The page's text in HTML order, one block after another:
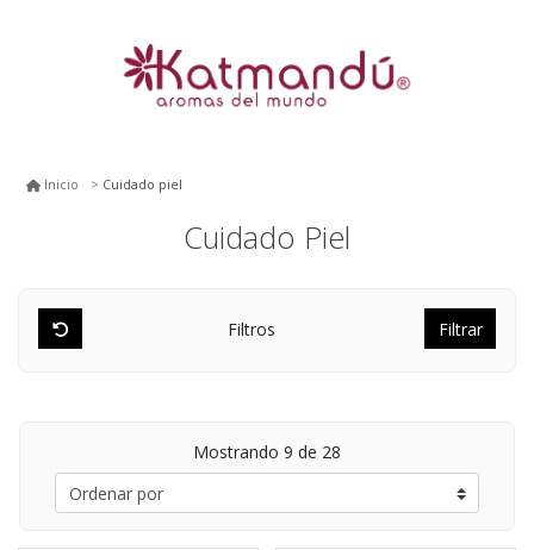
Inicio Cuidado piel
Cuidado Piel
Filtros Filtrar
Mostrando 9 de 28